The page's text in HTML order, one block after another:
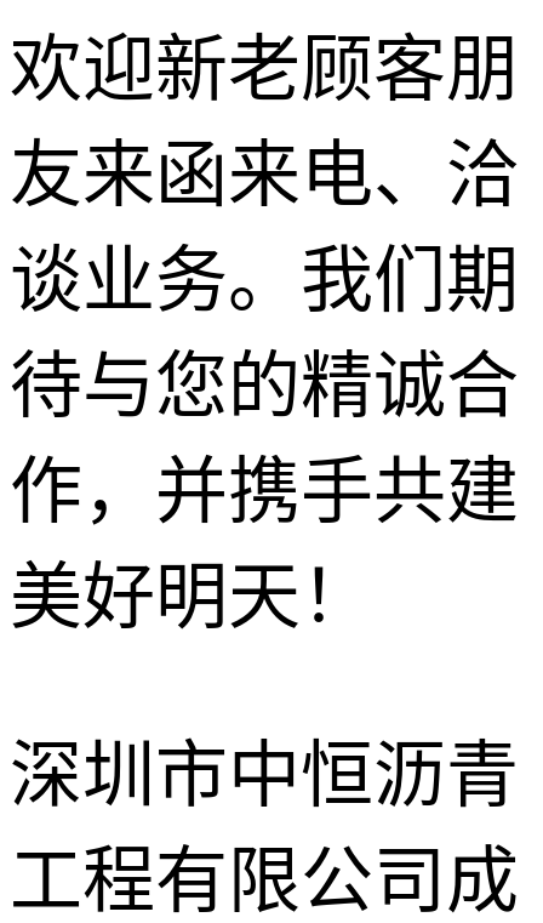
欢迎新老顾客朋
友来函来电、洽
谈业务。我们期
待与您的精诚合
作，并携手共建
美好明天！
深圳市中恒沥青
工程有限公司成
路面沥青
柏油马路
沥青道路
沥青修补
彩色沥青
沥青冷补料